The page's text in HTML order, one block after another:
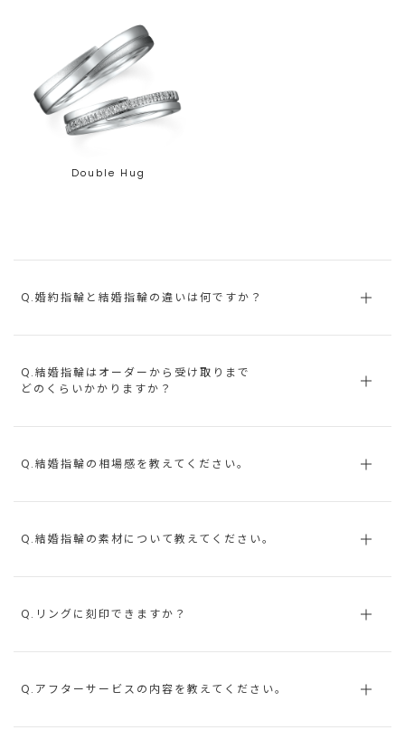
Double Hug
Q.婚約指輪と結婚指輪の違いは何ですか？
Q.結婚指輪はオーダーから受け取りまで
どのくらいかかりますか？
Q.結婚指輪の相場感を教えてください。
Q.結婚指輪の素材について教えてください。
Q.リングに刻印できますか？
Q.アフターサービスの内容を教えてください。